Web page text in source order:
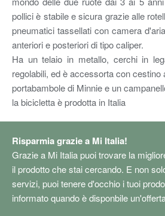
pollici è stabile e sicura grazie alle
pneumatici tassellati con camera
anteriori e posteriori di tipo caliper.
Ha un telaio in metallo, cerchi in
regolabili, ed è accessorta con cestino
portabambole di Minnie e un
la bicicletta è prodotta in Italia
Risparmia grazie a Mi Italia!
Grazie a Mi Italia puoi trovare la
il prodotto che stai cercando. E non
servizi, puoi tenere d'occhio i tuoi
informato quando è disponbile